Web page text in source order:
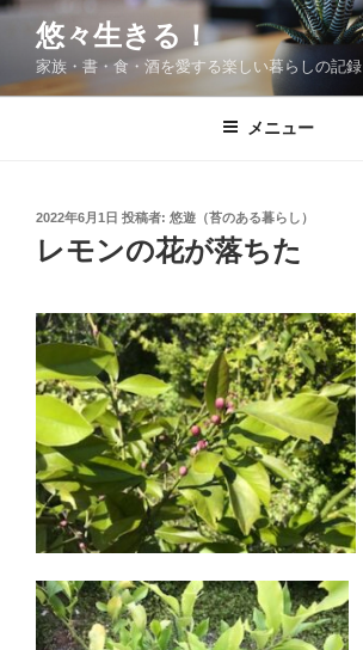
コ
ン
悠々生きる！
家族・書・食・酒を愛する楽しい暮らしの記録
メニュー
投
稿
日:
2022年6月1日 投稿者: 悠遊（苔のある暮らし）
レモンの花が落ちた